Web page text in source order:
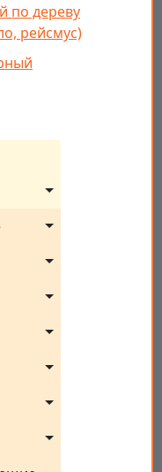
по дереву
рейсмус)